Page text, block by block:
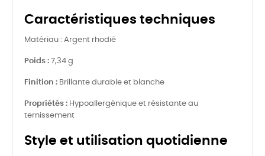
Caractéristiques techniques
Matériau : Argent rhodié
Poids : 7,34 g
Finition : Brillante durable et blanche
Propriétés : Hypoallergénique et résistante au
ternissement
Style et utilisation quotidienne